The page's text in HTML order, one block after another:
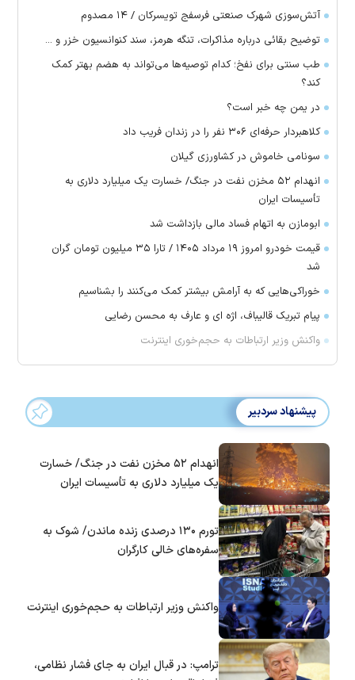
آتش‌سوزی شهرک صنعتی فرسفج تویسرکان / ۱۴ مصدوم
توضیح بقائی درباره مذاکرات، تنگه هرمز، سند کنوانسیون خزر و ...
طب سنتی برای نفخ؛ کدام توصیه‌ها می‌تواند به هضم بهتر کمک
کند؟
در یمن چه خبر است؟
کلاهبردار حرفه‌ای ۳۰۶ نفر را در زندان فریب داد
سونامی خاموش در کشاورزی گیلان
انهدام ۵۲ مخزن نفت در جنگ/ خسارت یک میلیارد دلاری به
تأسیسات ایران
ابومازن به اتهام فساد مالی بازداشت شد
قیمت خودرو امروز ۱۹ مرداد ۱۴۰۵ / تارا ۳۵ میلیون تومان گران
شد
خوراکی‌هایی که به آرامش بیشتر کمک می‌کنند را بشناسیم
پیام تبریک قالیباف، اژه ای و عارف به محسن رضایی
واکنش وزیر ارتباطات به حجم‌خوری اینترنت
پیشنهاد سردبیر
انهدام ۵۲ مخزن نفت در جنگ/ خسارت
یک میلیارد دلاری به تأسیسات ایران
تورم ۱۳۰ درصدی زنده ماندن/ شوک به
سفره‌های خالی کارگران
واکنش وزیر ارتباطات به حجم‌خوری اینترنت
ترامپ: در قبال ایران به جای فشار نظامی،